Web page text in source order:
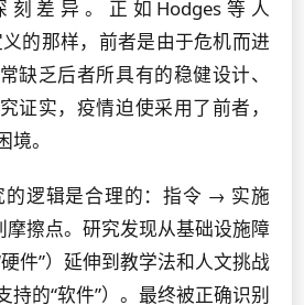
刻差异。正如Hodges等人
义的那样，前者是由于危机而进
缺乏后者所具有的稳健设计、
证实，疫情迫使采用了前者，
。
的逻辑是合理的：指令 → 实施
擦点。研究发现从基础设施障
件”）延伸到教学法和人文挑战
持的“软件”）。最终被正确识别